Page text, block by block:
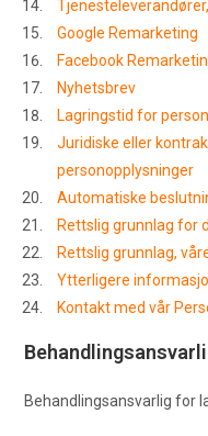
Google Remarketing
Facebook
Nyhetsbrev
Lagringstid for
Juridiske eller
personopplysninger
Automatiske
Rettslig grunnlag for
Rettslig grunnlag,
Ytterligere
Kontakt med vår
Behandlingsansvarlig for